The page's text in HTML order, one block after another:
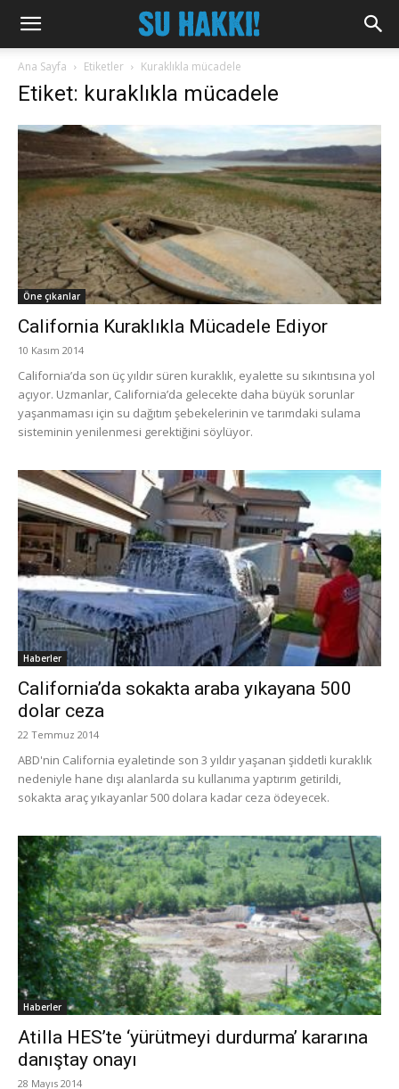
Ana Sayfa Etiketler Kuraklıkla mücadele
Etiket: kuraklıkla mücadele
Öne çıkanlar
California Kuraklıkla Mücadele Ediyor
10 Kasım 2014
California’da son üç yıldır süren kuraklık, eyalette su sıkıntısına yol
açıyor. Uzmanlar, California’da gelecekte daha büyük sorunlar
yaşanmaması için su dağıtım şebekelerinin ve tarımdaki sulama
sisteminin yenilenmesi gerektiğini söylüyor.
Haberler
California’da sokakta araba yıkayana 500
dolar ceza
22 Temmuz 2014
ABD'nin California eyaletinde son 3 yıldır yaşanan şiddetli kuraklık
nedeniyle hane dışı alanlarda su kullanıma yaptırım getirildi,
sokakta araç yıkayanlar 500 dolara kadar ceza ödeyecek.
Haberler
Atilla HES’te ‘yürütmeyi durdurma’ kararına
danıştay onayı
28 Mayıs 2014